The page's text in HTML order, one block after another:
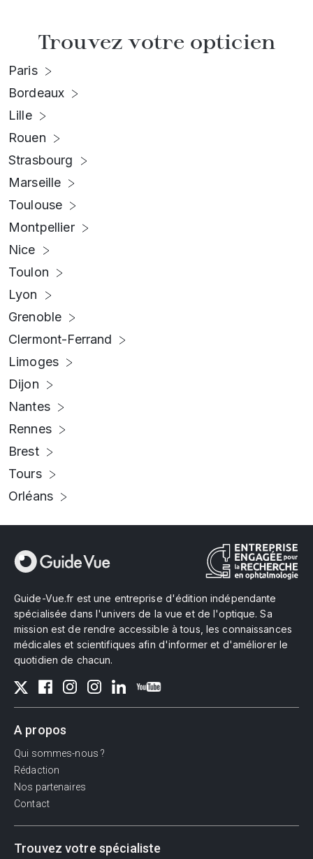
Trouvez votre opticien
Paris
Bordeaux
Lille
Rouen
Strasbourg
Marseille
Toulouse
Montpellier
Nice
Toulon
Lyon
Grenoble
Clermont-Ferrand
Limoges
Dijon
Nantes
Rennes
Brest
Tours
Orléans
Guide-Vue.fr est une entreprise d'édition indépendante
spécialisée dans l'univers de la vue et de l'optique. Sa
mission est de rendre accessible à tous, les connaissances
médicales et scientifiques afin d'informer et d'améliorer le
quotidien de chacun.
A propos
Qui sommes-nous ?
Rédaction
Nos partenaires
Contact
Trouvez votre spécialiste